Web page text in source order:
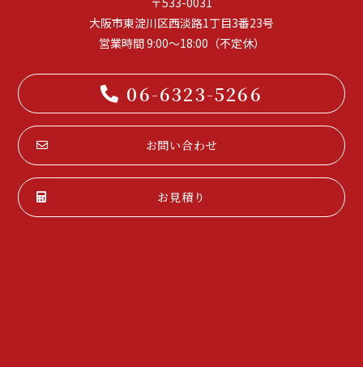
大阪市東淀川区西淡路1丁目3番23号
営業時間 9:00～18:00（不定休）
06-6323-5266
お問い合わせ
お見積り